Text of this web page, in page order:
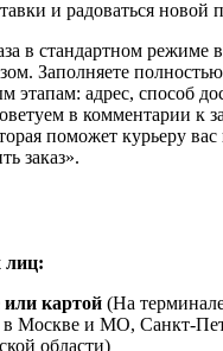
и радоваться новой
в стандартном режиме
Заполняете
этапам: адрес, способ
в комментарии к
поможет курьеру
заказ».
лиц:
картой (На
в Москве и МО, Санкт-
области)